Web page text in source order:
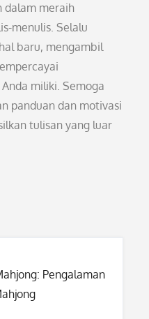
dalam meraih
menulis. Selalu
baru, mengambil
miliki. Semoga
panduan dan motivasi
tulisan yang luar
Pengalaman